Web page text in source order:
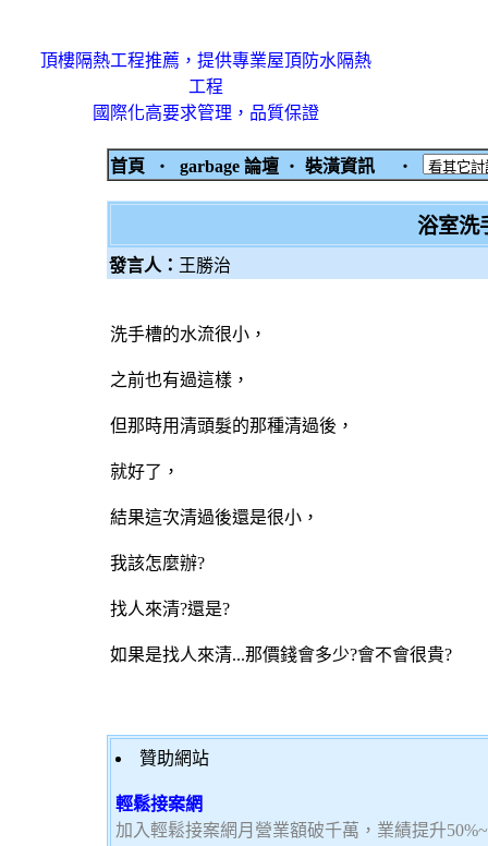
頂樓隔熱工程推薦，提供專業屋頂防水隔熱
工程
國際化高要求管理，品質保證
首頁 ‧ garbage 論壇 ‧ 裝潢資訊 ‧
浴室洗
發言人： 王勝治
洗手槽的水流很小，
之前也有過這樣，
但那時用清頭髮的那種清過後，
就好了，
結果這次清過後還是很小，
我該怎麼辦?
找人來清?還是?
如果是找人來清...那價錢會多少?會不會很貴?
贊助網站
輕鬆接案網
加入輕鬆接案網月營業額破千萬，業績提升